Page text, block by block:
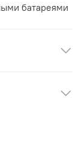
батареями